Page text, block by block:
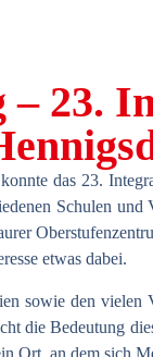
23.
das 23.
Schulen
etwas dabei.
sowie den
die Bedeutung
Ort, an dem sich